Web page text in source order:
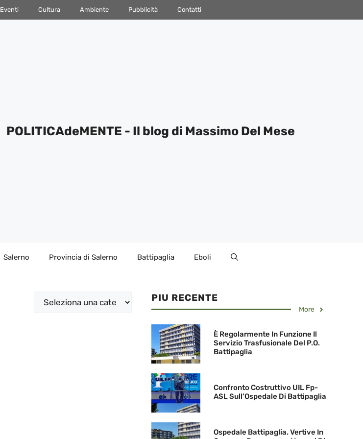
Eventi Cultura Ambiente Pubblicità Contatti
POLITICAdeMENTE - Il blog di Massimo Del Mese
Salerno Provincia di Salerno Battipaglia Eboli
Categorie PIU RECENTE
More
È Regolarmente In Funzione Il
Servizio Trasfusionale Del P.O.
Battipaglia
Confronto Costruttivo UIL Fp-
ASL Sull’Ospedale Di Battipaglia
Ospedale Battipaglia. Vertive In